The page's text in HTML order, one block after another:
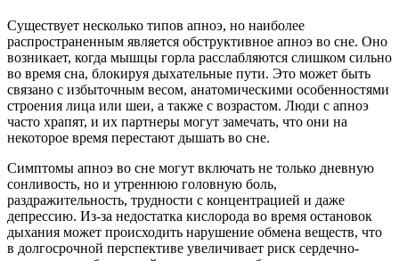
Существует несколько типов апноэ, но наиболее
распространенным является обструктивное апноэ во сне. Оно
возникает, когда мышцы горла расслабляются слишком сильно
во время сна, блокируя дыхательные пути. Это может быть
связано с избыточным весом, анатомическими особенностями
строения лица или шеи, а также с возрастом. Люди с апноэ
часто храпят, и их партнеры могут замечать, что они на
некоторое время перестают дышать во сне.
Симптомы апноэ во сне могут включать не только дневную
сонливость, но и утреннюю головную боль,
раздражительность, трудности с концентрацией и даже
депрессию. Из-за недостатка кислорода во время остановок
дыхания может происходить нарушение обмена веществ, что
в долгосрочной перспективе увеличивает риск сердечно-